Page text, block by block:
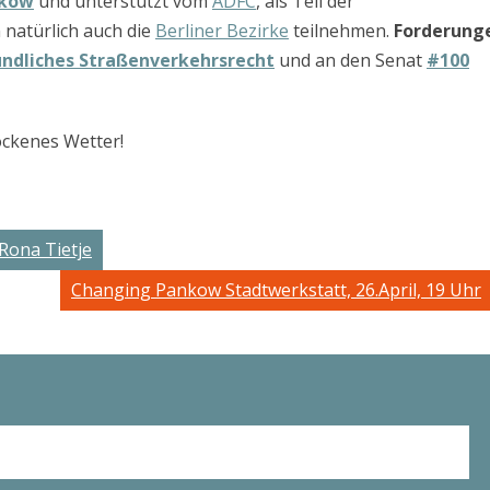
natürlich auch die Berliner Bezirke teilnehmen.
Straßenverkehrsrecht und an den Senat #100
Wetter!
Tietje
Changing Pankow Stadtwerkstatt, 26.April, 19 Uhr